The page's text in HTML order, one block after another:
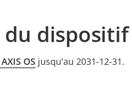
du dispositif
OS jusqu'au 2031-12-31.